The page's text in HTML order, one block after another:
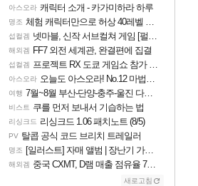
아스오라 캐릭터 소개 - 카가미하라 하루
명조 체험 캐릭터만으로 허상 40레벨 하이와티아 5분 컷!｜에이메스·린네·모니에 명함
섭컬겜 넷마블, 신작 서브컬쳐 게임 [펄 인 블루] 티저 사이트 오픈
해외겜 FF7 외전 세계관, 완결편에 집결
섭컬겜 프로젝트 RX 도쿄 게임쇼 참가 결정
아스오라 오늘도 아스오라! No.12 마법사 클랜: 신주쿠구
여행 7월~8월 부산-단양-충주-울진 다녀왔어요~
비스트 쿠를 먼저 보내서 기습하는 법
리싱크드 리싱크드 1.06 패치노트 (8/5)
PV 탈콥 공식 코드 브리치 트레일러
명조 [일러스트] 자매 앨범 | 장난기 가득한 오후의 공원 (리메이크판)
해외겜 중국 CXMT, D램 매출 점유율 7%…글로벌 4위로 부상
새로고침